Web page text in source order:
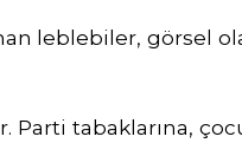
leblebiler, görsel
Parti tabaklarına,